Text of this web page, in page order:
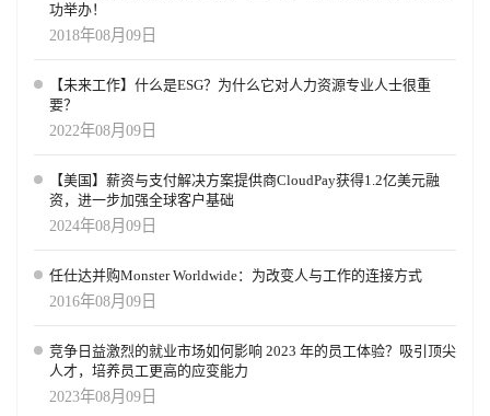
功举办！
2018年08月09日
【未来工作】什么是ESG？为什么它对人力资源专业人士很重
要？
2022年08月09日
【美国】薪资与支付解决方案提供商CloudPay获得1.2亿美元融
资，进一步加强全球客户基础
2024年08月09日
任仕达并购Monster Worldwide：为改变人与工作的连接方式
2016年08月09日
竞争日益激烈的就业市场如何影响 2023 年的员工体验？吸引顶尖
人才，培养员工更高的应变能力
2023年08月09日